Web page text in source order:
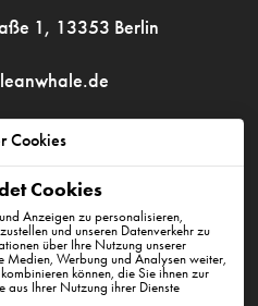
Cookies
Cookies
Anzeigen zu personalisieren,
und unseren Datenverkehr zu
über Ihre Nutzung unserer
Medien, Werbung und Analysen weiter,
können, die Sie ihnen zur
aus Ihrer Nutzung ihrer Dienste
1, 13353 Berlin
Impressum
240046 B, DE353460818
1, 13353 Berlin